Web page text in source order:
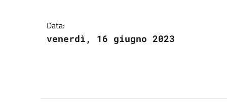
Data:
venerdì, 16 giugno 2023